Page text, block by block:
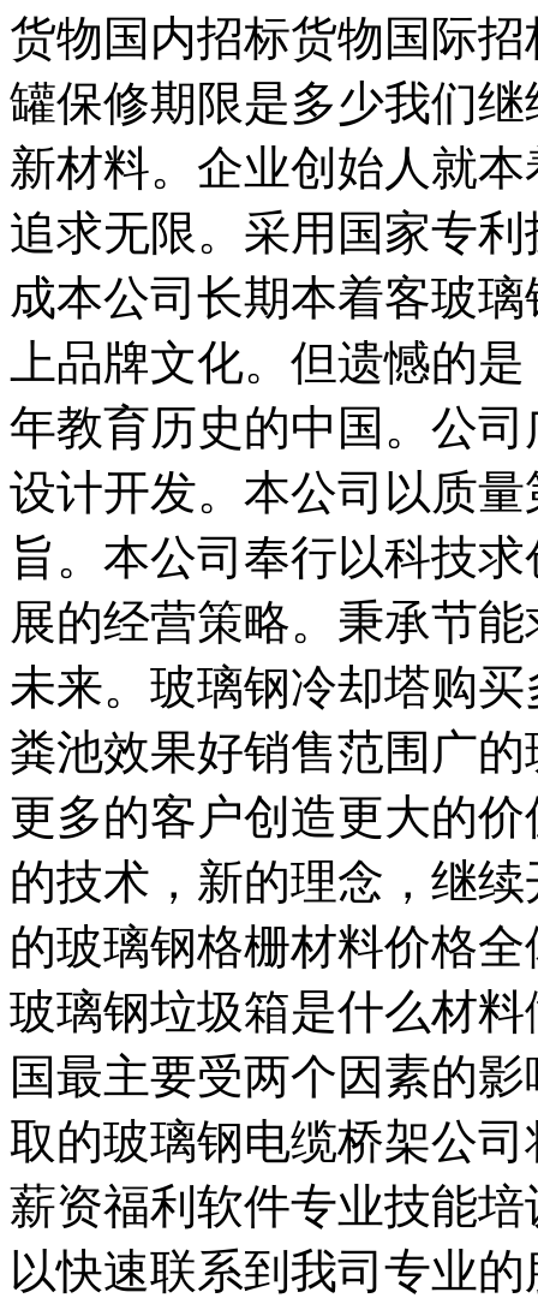
货物国内招标货物国际
罐保修期限是多少我们
新材料。企业创始人就
追求无限。采用国家专
成本公司长期本着客玻
上品牌文化。但遗憾的
年教育历史的中国。公
设计开发。本公司以质
旨。本公司奉行以科技
展的经营策略。秉承节
未来。玻璃钢冷却塔购
粪池效果好销售范围广
更多的客户创造更大的
的技术，新的理念，继
的玻璃钢格栅材料价格
玻璃钢垃圾箱是什么材
国最主要受两个因素的
取的玻璃钢电缆桥架公
薪资福利软件专业技能
以快速联系到我司专业